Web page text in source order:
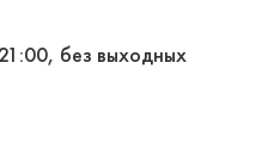
без выходных